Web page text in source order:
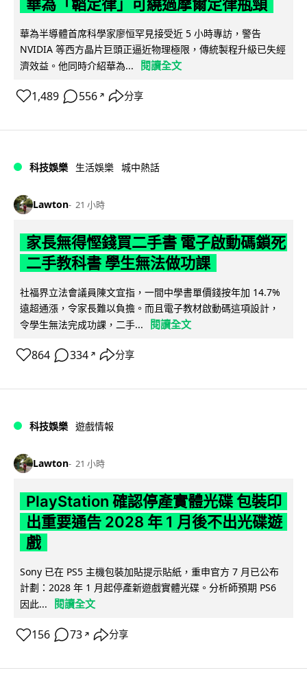
華為「韜定律」可繞過摩爾定律瓶頸
華為半導體首席科學家廖恒罕見接受近 5 小時專訪，警告
NVIDIA 等西方晶片巨頭正逼近物理極限，傳統製程升級已失經
濟效益。他同時介紹華為...
閱讀全文
1,489 556 ↗ 分享
科技娛樂 生活娛樂 城中熱話
Lawton 21 小時
家長無得慳錢買二手書 電子啟動碼鎖死
二手教科書 學生無法做功課
社福界立法會議員陳文宜指，一間中學書單價錢按年加 14.7%
遠超通漲，令家長難以負擔。而且電子教材啟動碼這項設計，
令學生無法完成功課，二手...
閱讀全文
864 334 ↗ 分享
科技娛樂 遊戲情報
Lawton 21 小時
PlayStation 確認停產實體光碟 包裝印
出重要通告 2028 年 1 月後不出光碟遊
戲
Sony 已在 PS5 主機包裝加貼提示貼紙，重申官方 7 月已公布
計劃：2028 年 1 月起停產新遊戲實體光碟。分析師預期 PS6
因此...
閱讀全文
156 73 ↗ 分享